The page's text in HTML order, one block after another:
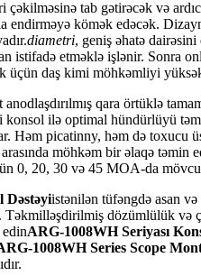
tab gətirəcək və
endirməyə kömək edəcək.
diametri, geniş əhatə
istifadə etməklə işlənir. Sonra
üçün daş kimi möhkəmliyi
anodlaşdırılmış qara örtüklə
ilə optimal hündürlüyü
Həm picatinny, həm də
möhkəm bir əlaqə təmin
0, 20, 30 və 45 MOA-da
Dəstəyiistənilən tüfəngdə asan
Təkmilləşdirilmiş dözümlülük
edinARG-1008WH Seriyası
1008WH Series Scope